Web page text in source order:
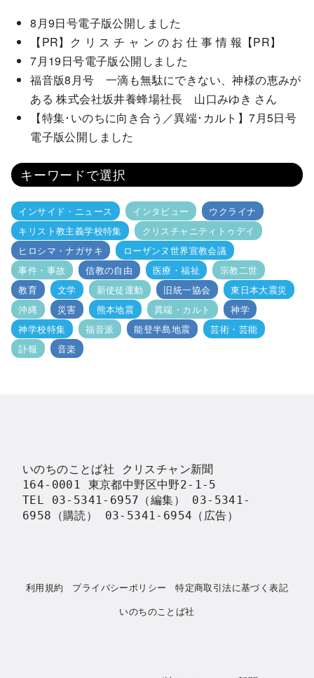
8月9日号電子版公開しました
【PR】ク リ ス チ ャ ン の お 仕 事 情 報【PR】
7月19日号電子版公開しました
福音版8月号 一滴も無駄にできない、神様の恵みが
ある 株式会社坂井養蜂場社長 山口みゆき さん
【特集･いのちに向き合う／異端･カルト】7月5日号
電子版公開しました
キーワードで選択
インサイド・ニュース インタビュー
ウクライナ
キリスト教主義学校特集
クリスチャニティトゥデイ
ヒロシマ・ナガサキ
ローザンヌ世界宣教会議
事件・事故
信教の自由 医療・福祉
宗教二世
教育
文学 新使徒運動 旧統一協会
東日本大震災
沖縄
災害 熊本地震 異端・カルト
神学
神学校特集
福音派 能登半島地震
芸術・芸能
訃報
音楽
いのちのことば社 クリスチャン新聞
164-0001 東京都中野区中野2-1-5
TEL 03-5341-6957（編集） 03-5341-
6958（購読） 03-5341-6954（広告）
利用規約 プライバシーポリシー
特定商取引法に基づく表記
いのちのことば社